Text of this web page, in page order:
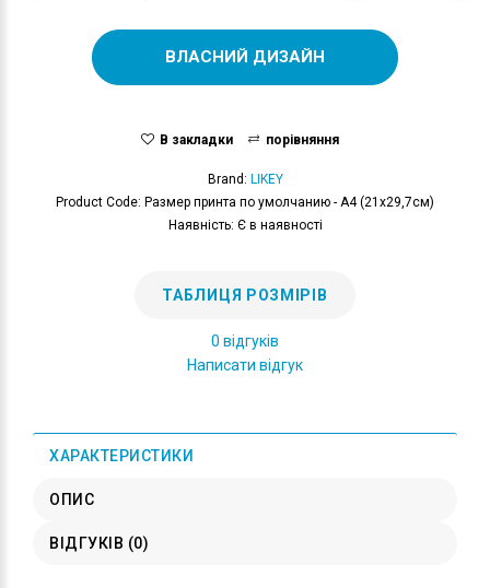
ВЛАСНИЙ ДИЗАЙН
В закладки порівняння
Brand: LIKEY
Product Code: Размер принта по умолчанию - А4 (21x29,7см)
Наявність: Є в наявності
ТАБЛИЦЯ РОЗМІРІВ
0 відгуків
Написати відгук
ХАРАКТЕРИСТИКИ
ОПИС
ВІДГУКІВ (0)